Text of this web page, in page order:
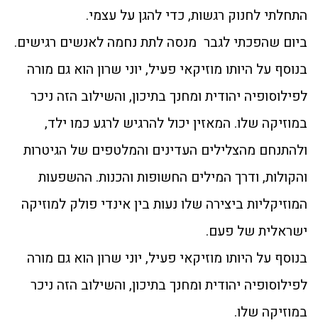
התחלתי לחנוק רגשות, כדי להגן על עצמי.
ביום שהפכתי לגבר מנסה לתת נחמה לאנשים רגישים.
בנוסף על היותו מוזיקאי פעיל, יוני שרון הוא גם מורה
לפילוסופיה יהודית ומחנך בתיכון, והשילוב הזה ניכר
במוזיקה שלו. המאזין יכול להרגיש לרגע כמו ילד,
ולהתנחם מהצלילים העדינים והמלטפים של הגיטרות
והקולות, ודרך המילים החשופות והכנות. ההשפעות
המוזיקליות ביצירה שלו נעות בין אינדי פולק למוזיקה
ישראלית של פעם.
בנוסף על היותו מוזיקאי פעיל, יוני שרון הוא גם מורה
לפילוסופיה יהודית ומחנך בתיכון, והשילוב הזה ניכר
במוזיקה שלו.